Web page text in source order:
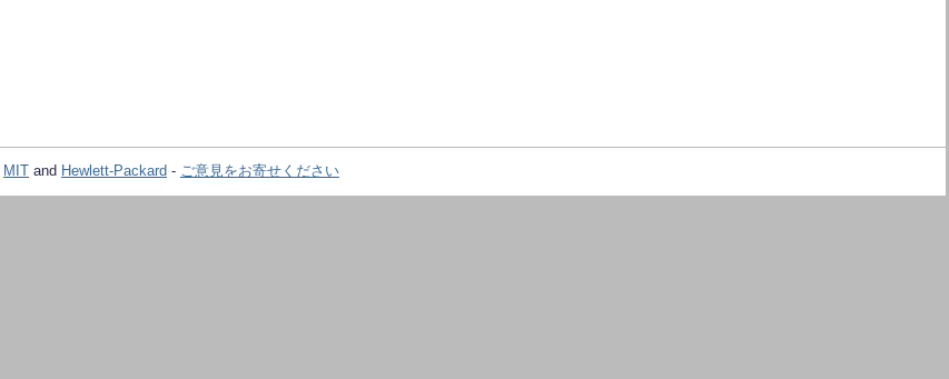
MIT and Hewlett-Packard - ご意見をお寄せください